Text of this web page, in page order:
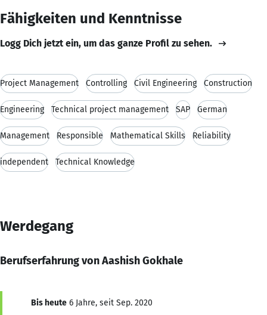
Fähigkeiten und Kenntnisse
Logg Dich jetzt ein, um das ganze Profil zu sehen.
Project Management Controlling Civil Engineering Construction
Engineering Technical project management SAP German
Management Responsible Mathematical Skills Reliability
independent Technical Knowledge
Werdegang
Berufserfahrung von Aashish Gokhale
Bis heute 6 Jahre, seit Sep. 2020